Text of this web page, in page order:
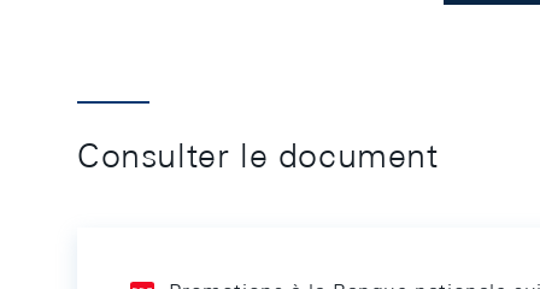
Consulter le document